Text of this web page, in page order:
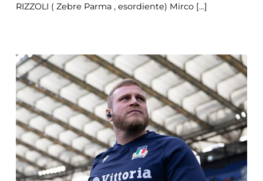
RIZZOLI ( Zebre Parma , esordiente) Mirco [...]